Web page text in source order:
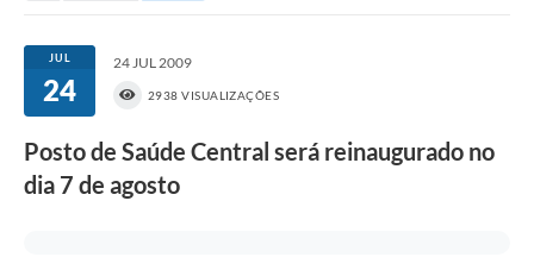
JUL
24
24 JUL 2009
2938 VISUALIZAÇÕES
Posto de Saúde Central será reinaugurado no
dia 7 de agosto